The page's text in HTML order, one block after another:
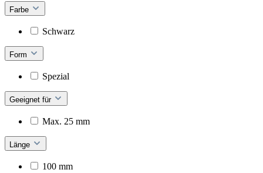
Farbe
Schwarz
Form
Spezial
Geeignet für
Max. 25 mm
Länge
100 mm